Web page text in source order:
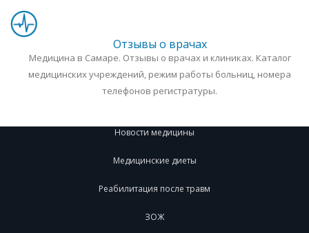
Отзывы о врачах
Медицина в Самаре. Отзывы о врачах и клиниках. Каталог
медицинских учреждений, режим работы больниц, номера
телефонов регистратуры.
Новости медицины
Медицинские диеты
Реабилитация после травм
ЗОЖ